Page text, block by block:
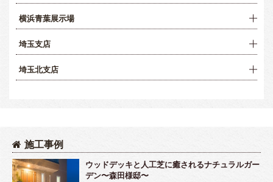
横浜青葉展示場
埼玉支店
埼玉北支店
施工事例
ウッドデッキと人工芝に癒されるナチュラルガー
デン〜森田様邸〜